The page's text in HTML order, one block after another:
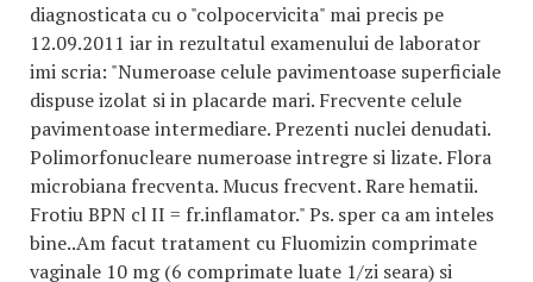
diagnosticata cu o "colpocervicita" mai precis pe
12.09.2011 iar in rezultatul examenului de laborator
imi scria: "Numeroase celule pavimentoase superficiale
dispuse izolat si in placarde mari. Frecvente celule
pavimentoase intermediare. Prezenti nuclei denudati.
Polimorfonucleare numeroase intregre si lizate. Flora
microbiana frecventa. Mucus frecvent. Rare hematii.
Frotiu BPN cl II = fr.inflamator." Ps. sper ca am inteles
bine..Am facut tratament cu Fluomizin comprimate
vaginale 10 mg (6 comprimate luate 1/zi seara) si